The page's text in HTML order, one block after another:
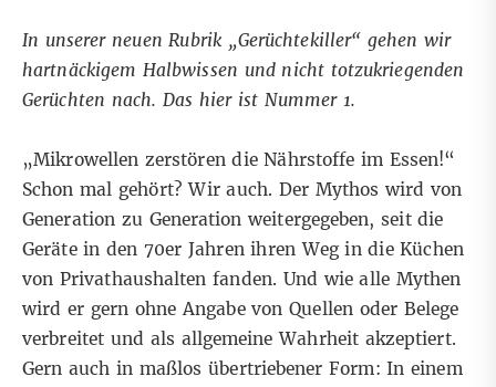
In unserer neuen Rubrik „Gerüchtekiller“ gehen wir
hartnäckigem Halbwissen und nicht totzukriegenden
Gerüchten nach. Das hier ist Nummer 1.
„Mikrowellen zerstören die Nährstoffe im Essen!“
Schon mal gehört? Wir auch. Der Mythos wird von
Generation zu Generation weitergegeben, seit die
Geräte in den 70er Jahren ihren Weg in die Küchen
von Privathaushalten fanden. Und wie alle Mythen
wird er gern ohne Angabe von Quellen oder Belege
verbreitet und als allgemeine Wahrheit akzeptiert.
Gern auch in maßlos übertriebener Form: In einem